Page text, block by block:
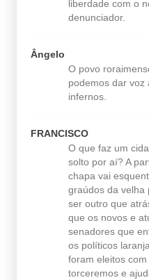
liberdade com o
denunciador.
Ângelo
O povo
podemos dar voz
infernos.
FRANCISCO
O que faz um
solto por aí? A
chapa vai
graúdos da velha
ser outro que
que os novos e
senadores que
os políticos
foram eleitos
torceremos e